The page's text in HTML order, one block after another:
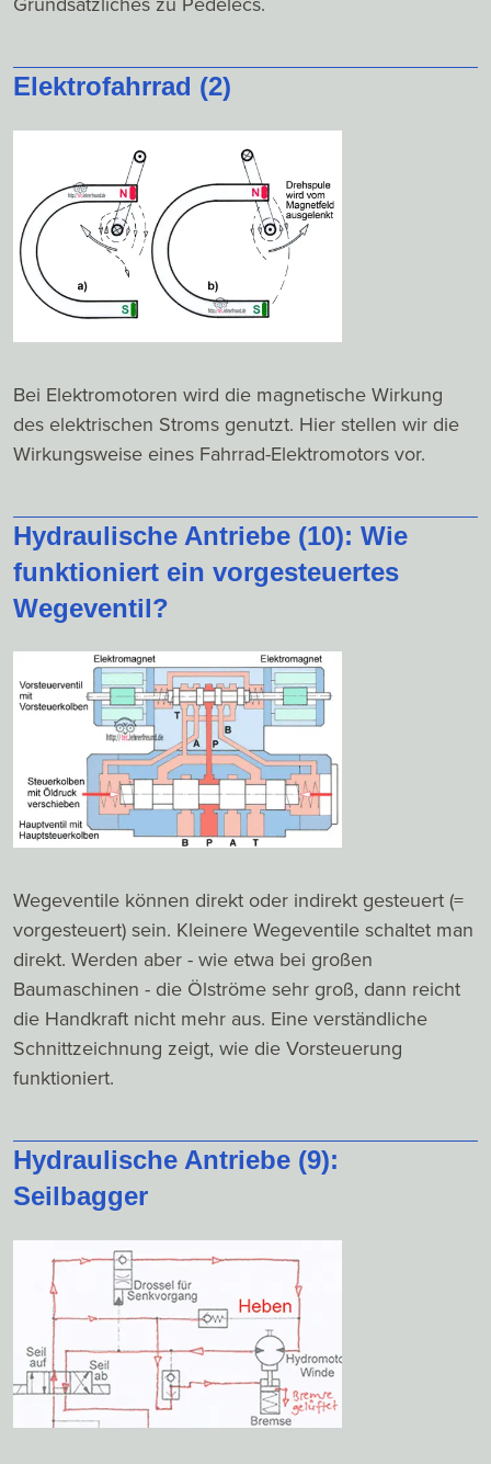
Elektrofahrrad (2)
Bei Elektromotoren wird die magnetische Wirkung
des elektrischen Stroms genutzt. Hier stellen wir die
Wirkungsweise eines Fahrrad-Elektromotors vor.
Hydraulische Antriebe (10): Wie
funktioniert ein vorgesteuertes
Wegeventil?
Wegeventile können direkt oder indirekt gesteuert (=
vorgesteuert) sein. Kleinere Wegeventile schaltet man
direkt. Werden aber - wie etwa bei großen
Baumaschinen - die Ölströme sehr groß, dann reicht
die Handkraft nicht mehr aus. Eine verständliche
Schnittzeichnung zeigt, wie die Vorsteuerung
funktioniert.
Hydraulische Antriebe (9):
Seilbagger